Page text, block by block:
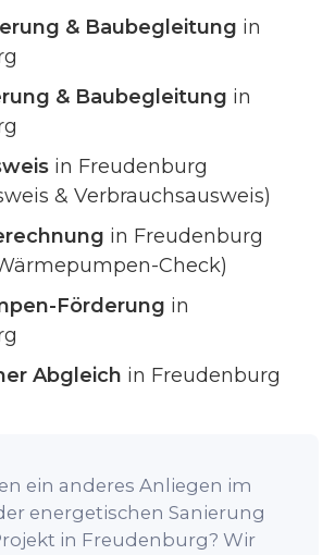
& Baubegleitung in
& Baubegleitung in
in Freudenburg
& Verbrauchsausweis)
in Freudenburg
Check)
Förderung in
Abgleich in Freudenburg
ein anderes Anliegen im
energetischen Sanierung
in Freudenburg? Wir